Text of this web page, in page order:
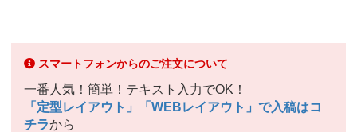
スマートフォンからのご注文について
一番人気！簡単！テキスト入力でOK！
「定型レイアウト」「WEBレイアウト」で入稿はコ
チラから